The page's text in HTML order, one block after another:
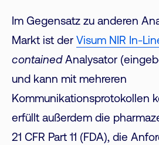
Im Gegensatz zu anderen
Markt ist der Visum NIR In-
contained Analysator
und kann mit mehreren
Kommunikationsprotokollen
erfüllt außerdem die
21 CFR Part 11 (FDA), die